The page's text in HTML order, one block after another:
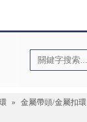
» 金屬帶頭/金屬扣環